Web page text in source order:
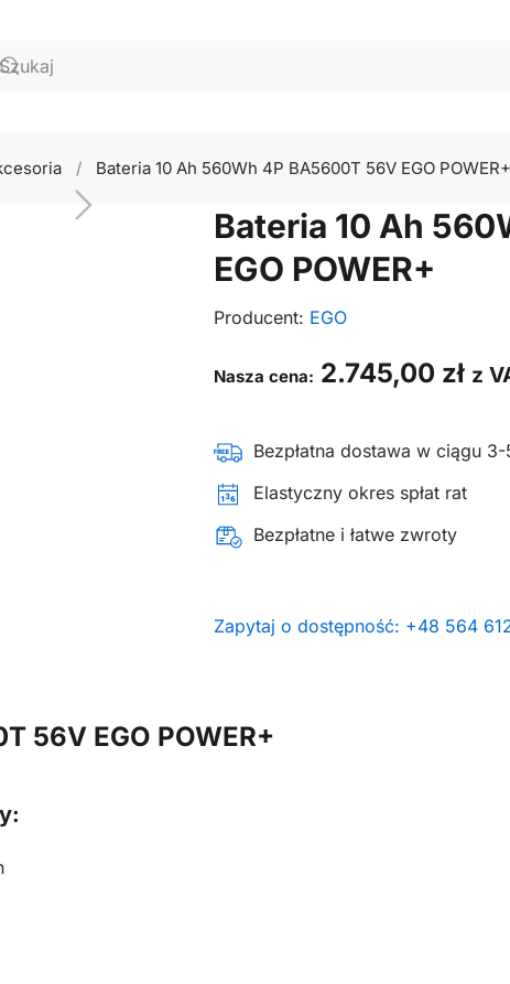
Bateria 10 Ah 560Wh 4P BA5600T 56V EGO POWER+
Bateria 10 Ah
EGO POWER+
Producent: EGO
Nasza cena: 2.745,00 zł z
Bezpłatna dostawa w ciągu
Elastyczny okres spłat rat
Bezpłatne i łatwe zwroty
Zapytaj o dostępność: +48 564
56V EGO POWER+